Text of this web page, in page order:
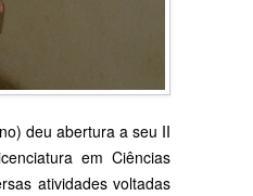
deu abertura a seu II
em Ciências
atividades voltadas